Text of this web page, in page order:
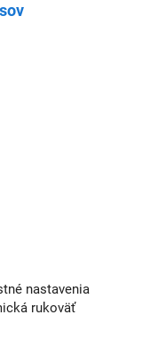
nastavenia
rukoväť